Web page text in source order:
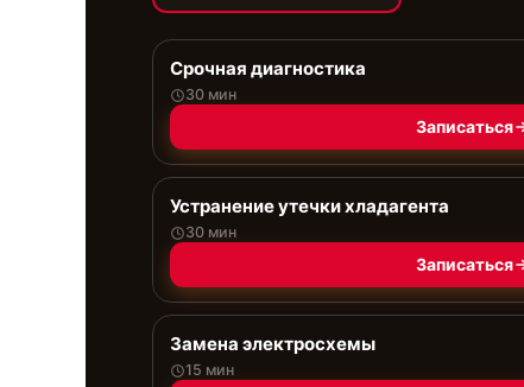
Срочная диагностика
30 мин
Записаться
Устранение утечки хладагента
30 мин
Записаться
Замена электросхемы
15 мин